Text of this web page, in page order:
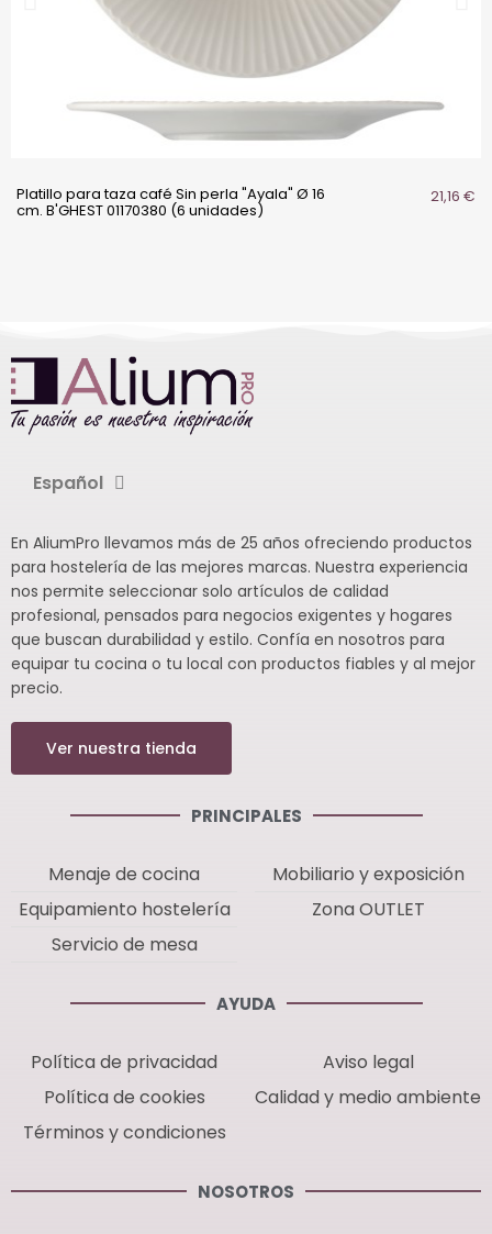
Platillo para taza café Sin perla "Ayala" Ø 16
cm. B'GHEST 01170380 (6 unidades)
21,16 €
Español
En AliumPro llevamos más de 25 años ofreciendo productos
para hostelería de las mejores marcas. Nuestra experiencia
nos permite seleccionar solo artículos de calidad
profesional, pensados para negocios exigentes y hogares
que buscan durabilidad y estilo. Confía en nosotros para
equipar tu cocina o tu local con productos fiables y al mejor
precio.
Ver nuestra tienda
PRINCIPALES
Menaje de cocina
Equipamiento hostelería
Servicio de mesa
Mobiliario y exposición
Zona OUTLET
AYUDA
Política de privacidad
Política de cookies
Términos y condiciones
Aviso legal
Calidad y medio ambiente
NOSOTROS